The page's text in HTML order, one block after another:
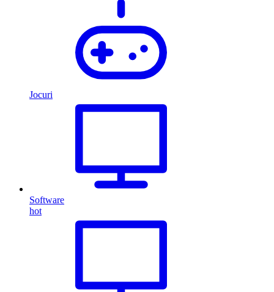
Jocuri
Software
hot